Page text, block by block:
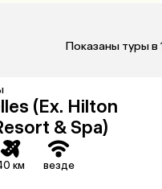
Показаны туры в
(Ex. Hilton
& Spa)
км везде